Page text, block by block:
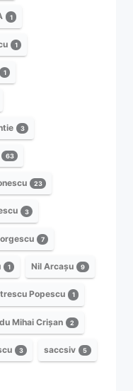
1
1
1
3
63
23
3
7
1 Nil Arcașu 9
Popescu 1
Mihai Crișan 2
3 saccsiv 5